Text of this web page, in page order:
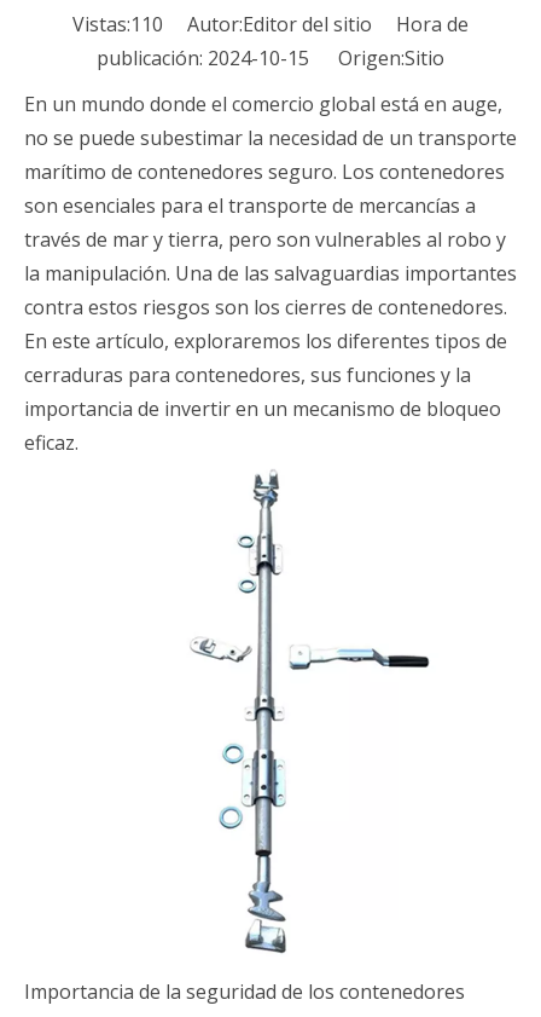
Vistas:110 Autor:Editor del sitio Hora de
publicación: 2024-10-15 Origen:Sitio
En un mundo donde el comercio global está en auge,
no se puede subestimar la necesidad de un transporte
marítimo de contenedores seguro. Los contenedores
son esenciales para el transporte de mercancías a
través de mar y tierra, pero son vulnerables al robo y
la manipulación. Una de las salvaguardias importantes
contra estos riesgos son los cierres de contenedores.
En este artículo, exploraremos los diferentes tipos de
cerraduras para contenedores, sus funciones y la
importancia de invertir en un mecanismo de bloqueo
eficaz.
Importancia de la seguridad de los contenedores